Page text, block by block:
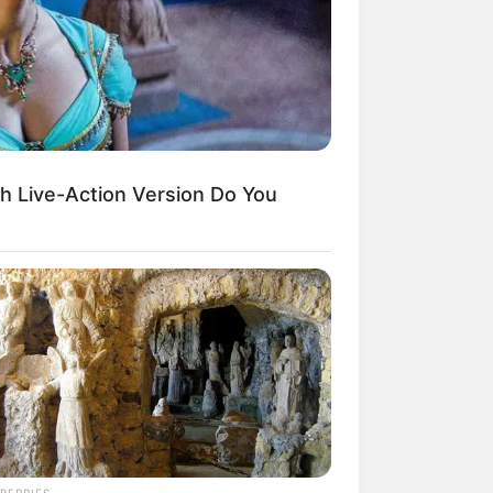
Ngakak, 10 Potret
Murah Pakai Bahan
Mainstream, 10 Cara
Barang Belanjaan
Warga Thailand
Live-Action Version Do You